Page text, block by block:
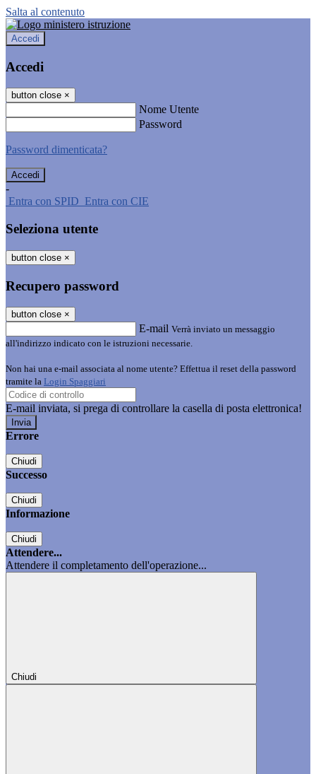
Salta al contenuto
Accedi
Accedi
button close ×
Nome Utente
Password
Password dimenticata?
-
Entra con SPID Entra con CIE
Seleziona utente
button close ×
Recupero password
button close ×
E-mail Verrà inviato un messaggio
all'indirizzo indicato con le istruzioni necessarie.
Non hai una e-mail associata al nome utente? Effettua il reset della password
tramite la Login Spaggiari
E-mail inviata, si prega di controllare la casella di posta elettronica!
Errore
Chiudi
Successo
Chiudi
Informazione
Chiudi
Attendere...
Attendere il completamento dell'operazione...
Chiudi